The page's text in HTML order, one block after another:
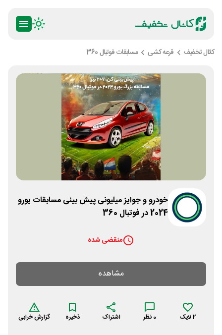
کانال تخفیف قرعه کشی مسابقات فوتبال 360
خودرو و جوایز میلیونی پیش بینی مسابقات یورو
2024 در فوتبال 360
منقضی شده
مشاهده
2لایک 0 نظر اشتراک ذخیره گزارش خرابی